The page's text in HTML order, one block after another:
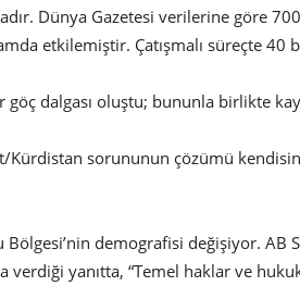
Dünya Gazetesi verilerine göre
etkilemiştir. Çatışmalı süreçte 40
göç dalgası oluştu; bununla birlikte
Kürdistan sorununun çözümü kendisini
Bölgesi’nin demografisi değişiyor. AB
verdiği yanıtta, “Temel haklar ve